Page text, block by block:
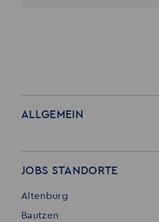
ALLGEMEIN
Stellenangebote
Initiativ bewerben
JOBS STANDORTE
Altenburg
Bautzen